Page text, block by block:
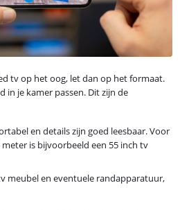
tv op het oog, let dan op het formaat.
in je kamer passen. Dit zijn de
en details zijn goed leesbaar. Voor
is bijvoorbeeld een 55 inch tv
meubel en eventuele randapparatuur,